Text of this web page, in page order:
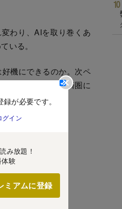
わり、AIを取り巻くあ
いる。
機にできるのか。次ペ
本企業がその経済圏に
は？
が必要です。
グイン
み放題！
験
ミアムに登録